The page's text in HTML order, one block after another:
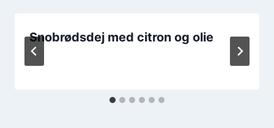
Snobrødsdej med citron og olie